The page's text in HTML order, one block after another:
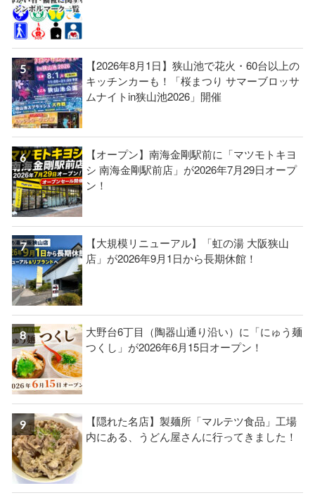
【2026年8月1日】狭山池で花火・60台以上の
キッチンカーも！「桜まつり サマーブロッサ
ムナイトin狭山池2026」開催
【オープン】南海金剛駅前に「マツモトキヨ
シ 南海金剛駅前店」が2026年7月29日オープ
ン！
【大規模リニューアル】「虹の湯 大阪狭山
店」が2026年9月1日から長期休館！
大野台6丁目（陶器山通り沿い）に「にゅう麺
つくし」が2026年6月15日オープン！
【隠れた名店】製麺所「マルテツ食品」工場
内にある、うどん屋さんに行ってきました！